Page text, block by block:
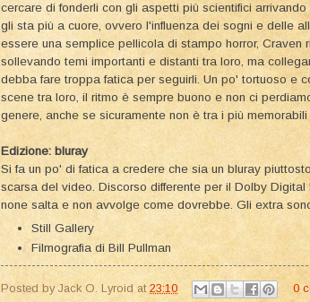
cercare di fonderli con gli aspetti più scientifici
gli sta più a cuore, ovvero l'influenza dei sogni e delle
essere una semplice pellicola di stampo horror,
sollevando temi importanti e distanti tra loro, ma
debba fare troppa fatica per seguirli. Un po' tortuoso e
scene tra loro, il ritmo è sempre buono e non ci
genere, anche se sicuramente non è tra i più memorabili
Edizione: bluray
Si fa un po' di fatica a credere che sia un bluray
scarsa del video. Discorso differente per il Dolby
none salta e non avvolge come dovrebbe. Gli extra
Still Gallery
Filmografia di Bill Pullman
Posted byJack O. Lyroid at 23:10 0